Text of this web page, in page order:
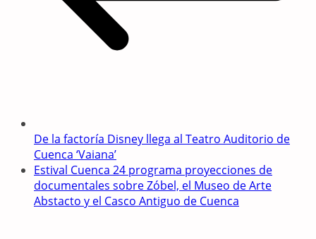
De la factoría Disney llega al Teatro Auditorio de
Cuenca ‘Vaiana’
Estival Cuenca 24 programa proyecciones de
documentales sobre Zóbel, el Museo de Arte
Abstacto y el Casco Antiguo de Cuenca